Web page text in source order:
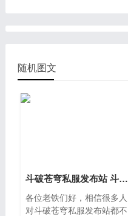
随机图文
斗破苍穹私服发布站 斗破苍穹满vip50公益服
各位老铁们好，相信很多人
对斗破苍穹私服发布站都不